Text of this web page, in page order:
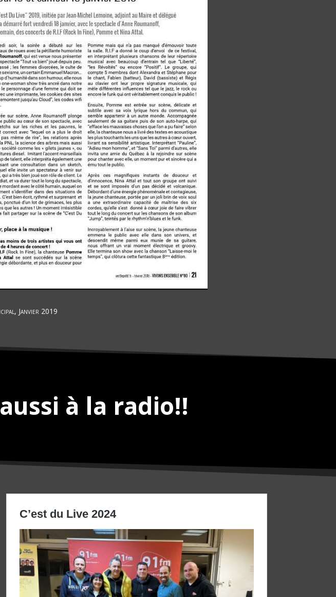
Janvier 2019
à la radio!!
C’est du Live 2024